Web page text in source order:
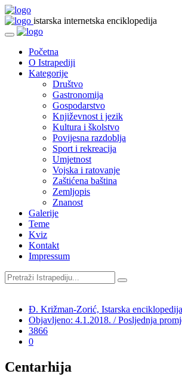
istarska internetska enciklopedija
Početna
O Istrapediji
Kategorije
Društvo
Gastronomija
Gospodarstvo
Književnost i jezik
Kultura i školstvo
Povijesna razdoblja
Sport i rekreacija
Umjetnost
Vojska i ratovanje
Zaštićena baština
Zemljopis
Znanost
Galerije
Teme
Kviz
Kontakt
Impressum
Đ. Križman-Zorić, Istarska enciklopedija
Objavljeno: 4.1.2018. / Posljednja
3866
0
Centarhija